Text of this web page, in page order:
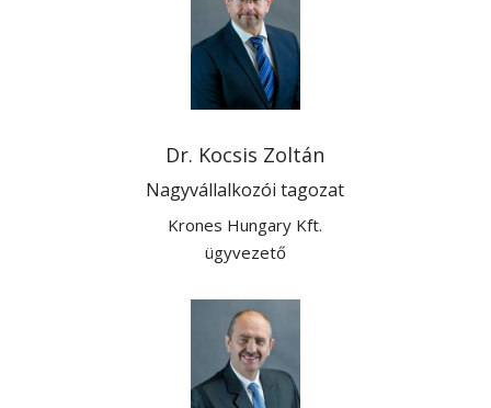
Dr. Kocsis Zoltán
Nagyvállalkozói tagozat
Krones Hungary Kft.
ügyvezető